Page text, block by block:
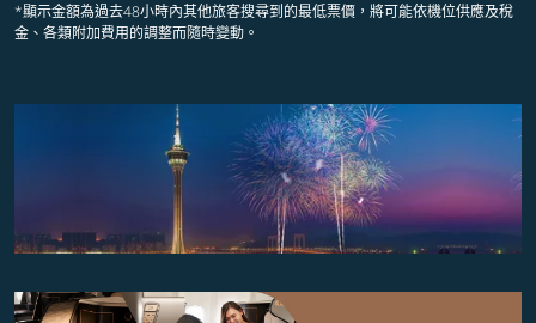
*顯示金額為過去48小時內其他旅客搜尋到的最低票價，將可能依機位供應及稅
金、各類附加費用的調整而隨時變動。